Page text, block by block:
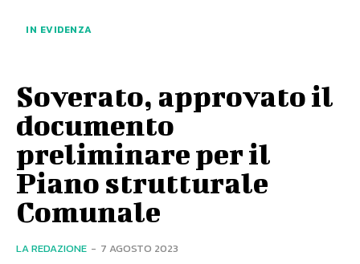
IN EVIDENZA
Soverato, approvato il
documento
preliminare per il
Piano strutturale
Comunale
LA REDAZIONE - 7 AGOSTO 2023